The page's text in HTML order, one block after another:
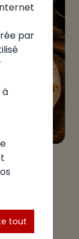
par
tout